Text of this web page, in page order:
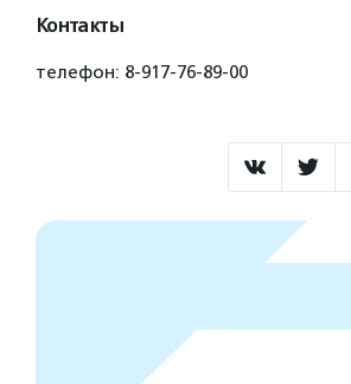
Контакты
телефон: 8-917-76-89-00